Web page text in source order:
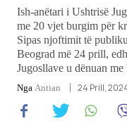
Sport
Pikëpamje
Art Jete
Kulturë
Ish-anëtari i Ushtrisë
me 20 vjet burgim për
Sipas njoftimit të
Beograd më 24 prill,
Jugosllave u dënuan
Nga Antian 24 Prill,